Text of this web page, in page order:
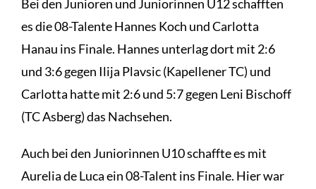
Bei den Junioren und Juniorinnen U12 schafften
es die 08-Talente Hannes Koch und Carlotta
Hanau ins Finale. Hannes unterlag dort mit 2:6
und 3:6 gegen Ilija Plavsic (Kapellener TC) und
Carlotta hatte mit 2:6 und 5:7 gegen Leni Bischoff
(TC Asberg) das Nachsehen.
Auch bei den Juniorinnen U10 schaffte es mit
Aurelia de Luca ein 08-Talent ins Finale. Hier war